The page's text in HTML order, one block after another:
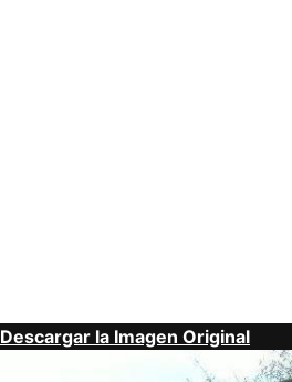
Descargar la Imagen Original